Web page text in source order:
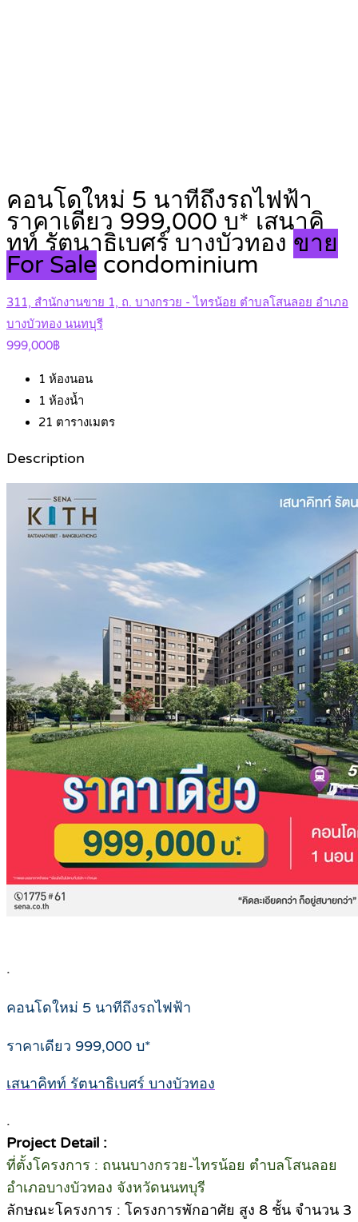
คอนโดใหม่ 5 นาทีถึงรถไฟฟ้า
ราคาเดียว 999,000 บ* เสนาคิ
ทท์ รัตนาธิเบศร์ บางบัวทอง ขาย
For Sale condominium
311, สำนักงานขาย 1, ถ. บางกรวย - ไทรน้อย ตำบลโสนลอย อำเภอ
บางบัวทอง นนทบุรี
999,000฿
1 ห้องนอน
1 ห้องน้ำ
21 ตารางเมตร
Description
.
คอนโดใหม่ 5 นาทีถึงรถไฟฟ้า
ราคาเดียว 999,000 บ*
เสนาคิทท์ รัตนาธิเบศร์ บางบัวทอง
.
Project Detail :
ที่ตั้งโครงการ : ถนนบางกรวย-ไทรน้อย ตำบลโสนลอย
อำเภอบางบัวทอง จังหวัดนนทบุรี
ลักษณะโครงการ : โครงการพักอาศัย สูง 8 ชั้น จำนวน 3